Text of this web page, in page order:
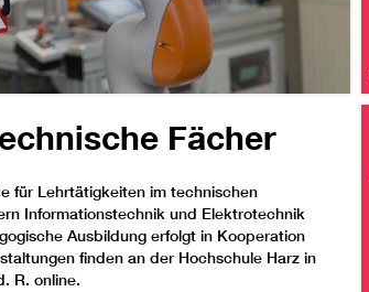
Fächer
für Lehrtätigkeiten im technischen
Informationstechnik und Elektrotechnik
Ausbildung erfolgt in Kooperation
finden an der Hochschule Harz in
R. online.